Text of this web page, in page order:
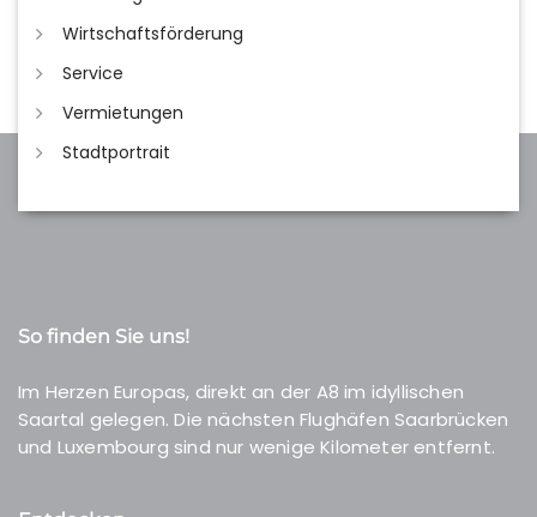
Wirtschaftsförderung
Service
Vermietungen
Stadtportrait
So finden Sie uns!
Im Herzen Europas, direkt an der A8 im idyllischen
Saartal gelegen. Die nächsten Flughäfen Saarbrücken
und Luxembourg sind nur wenige Kilometer entfernt.